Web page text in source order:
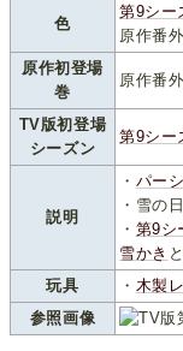
色
第9シー
原作番
原作初登場
巻
原作番
TV版初登場
シーズン
第9シー
説明
・ パー
・雪の
・ 第9シ
雪かき
玩具
・ 木製
参照画像